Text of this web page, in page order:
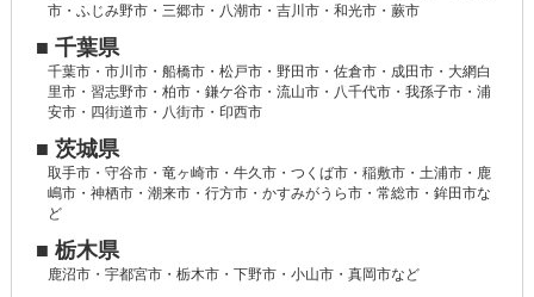
市・ふじみ野市・三郷市・八潮市・吉川市・和光市・蕨市
■ 千葉県
千葉市・市川市・船橋市・松戸市・野田市・佐倉市・成田市・大網白
里市・習志野市・柏市・鎌ケ谷市・流山市・八千代市・我孫子市・浦
安市・四街道市・八街市・印西市
■ 茨城県
取手市・守谷市・竜ヶ崎市・牛久市・つくば市・稲敷市・土浦市・鹿
嶋市・神栖市・潮来市・行方市・かすみがうら市・常総市・鉾田市な
ど
■ 栃木県
鹿沼市・宇都宮市・栃木市・下野市・小山市・真岡市など